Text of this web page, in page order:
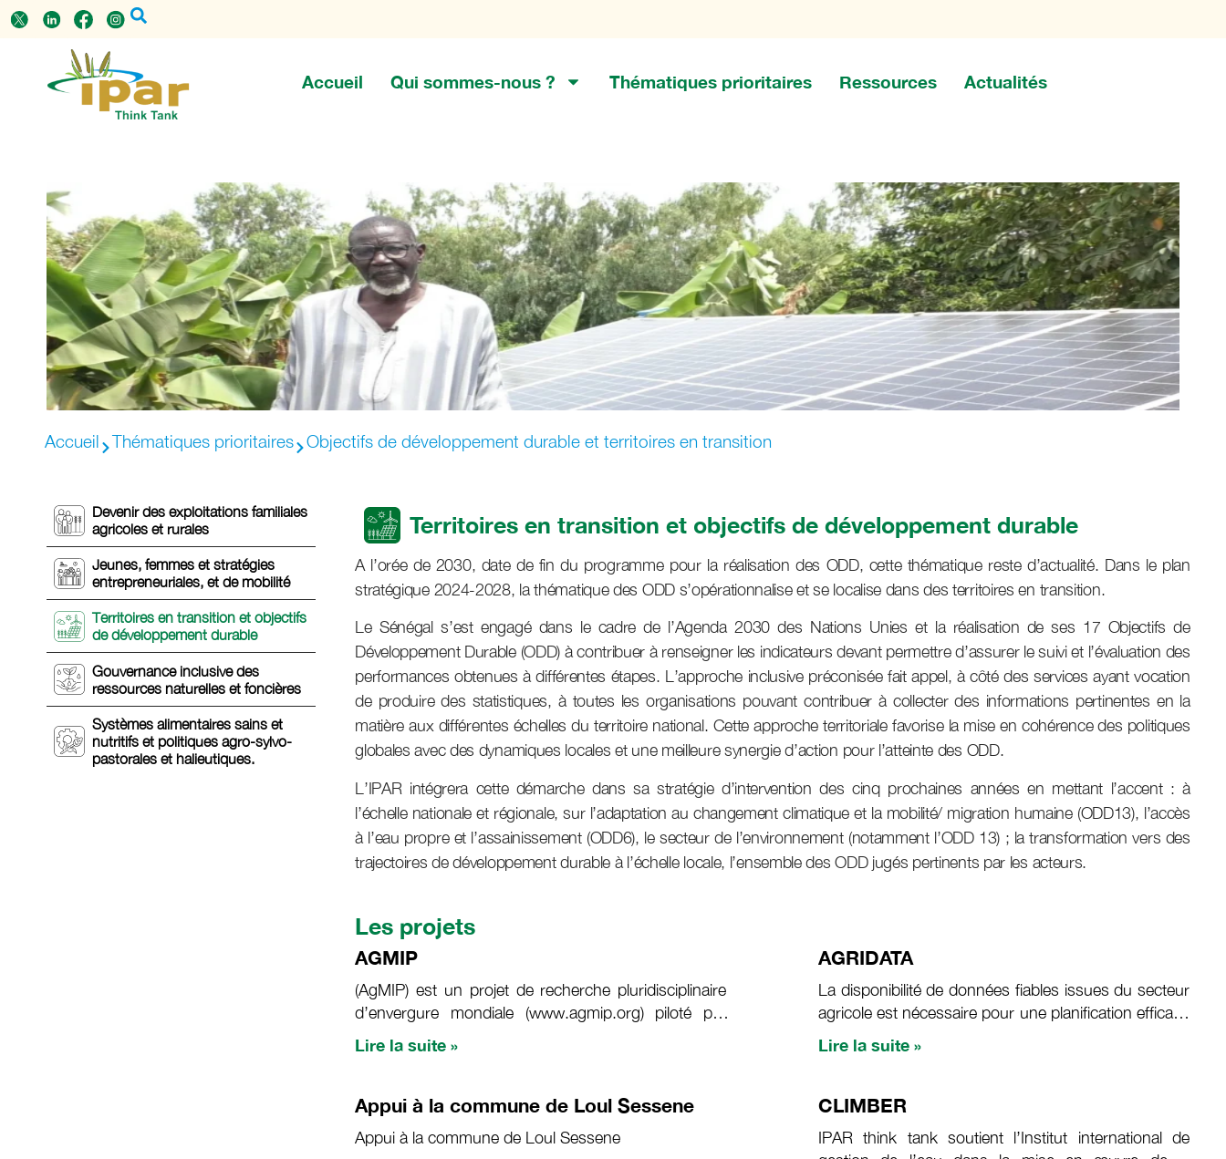
Accueil Qui sommes-nous ? Thématiques prioritaires Ressources Actualités
Accueil Thématiques prioritaires Objectifs de développement durable et territoires en transition
Devenir des exploitations familiales
agricoles et rurales
Jeunes, femmes et stratégies
entrepreneuriales, et de mobilité
Territoires en transition et objectifs
de développement durable
Gouvernance inclusive des
ressources naturelles et foncières
Systèmes alimentaires sains et
nutritifs et politiques agro-sylvo-
pastorales et halieutiques.
Territoires en transition et objectifs de développement durable
A l’orée de 2030, date de fin du programme pour la réalisation des ODD, cette thématique reste d’actualité. Dans le plan
stratégique 2024-2028, la thématique des ODD s’opérationnalise et se localise dans des territoires en transition.
Le Sénégal s’est engagé dans le cadre de l’Agenda 2030 des Nations Unies et la réalisation de ses 17 Objectifs de
Développement Durable (ODD) à contribuer à renseigner les indicateurs devant permettre d’assurer le suivi et l’évaluation des
performances obtenues à différentes étapes. L’approche inclusive préconisée fait appel, à côté des services ayant vocation
de produire des statistiques, à toutes les organisations pouvant contribuer à collecter des informations pertinentes en la
matière aux différentes échelles du territoire national. Cette approche territoriale favorise la mise en cohérence des politiques
globales avec des dynamiques locales et une meilleure synergie d’action pour l’atteinte des ODD.
L’IPAR intégrera cette démarche dans sa stratégie d’intervention des cinq prochaines années en mettant l’accent : à
l’échelle nationale et régionale, sur l’adaptation au changement climatique et la mobilité/ migration humaine (ODD13), l’accès
à l’eau propre et l’assainissement (ODD6), le secteur de l’environnement (notamment l’ODD 13) ; la transformation vers des
trajectoires de développement durable à l’échelle locale, l’ensemble des ODD jugés pertinents par les acteurs.
Les projets
AGMIP
(AgMIP) est un projet de recherche pluridisciplinaire
d’envergure mondiale (www.agmip.org) piloté par
des chercheurs américains spécialistes du climat, de
Lire la suite »
AGRIDATA
La disponibilité de données fiables issues du secteur
agricole est nécessaire pour une planification efficace
et un suivi des politiques de développement agricole.
Afrique.
Lire la suite »
Appui à la commune de Loul Sessene
Appui à la commune de Loul Sessene
CLIMBER
IPAR think tank soutient l’Institut international de